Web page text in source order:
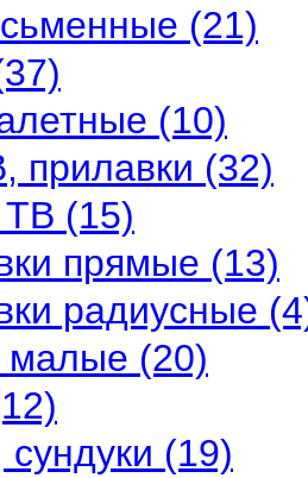
(21)
(10)
прилавки (32)
(15)
прямые (13)
радиусные
малые (20)
сундуки (19)